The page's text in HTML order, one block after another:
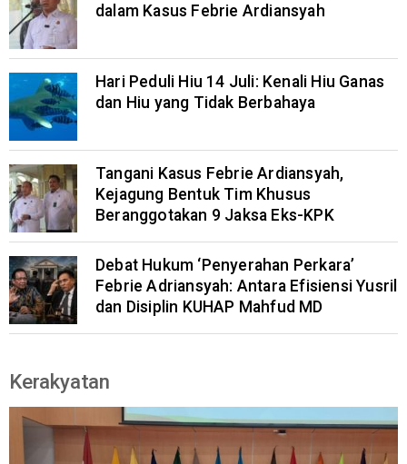
dalam Kasus Febrie Ardiansyah
Hari Peduli Hiu 14 Juli: Kenali Hiu Ganas
dan Hiu yang Tidak Berbahaya
Tangani Kasus Febrie Ardiansyah,
Kejagung Bentuk Tim Khusus
Beranggotakan 9 Jaksa Eks-KPK
Debat Hukum ‘Penyerahan Perkara’
Febrie Adriansyah: Antara Efisiensi Yusril
dan Disiplin KUHAP Mahfud MD
Kerakyatan